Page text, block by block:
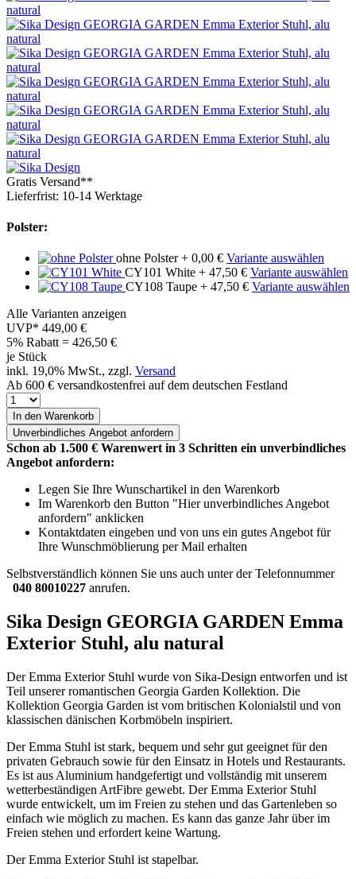
Gratis Versand**
Lieferfrist: 10-14 Werktage
Polster:
ohne Polster + 0,00 € Variante auswählen
CY101 White + 47,50 € Variante auswählen
CY108 Taupe + 47,50 € Variante auswählen
Alle Varianten anzeigen
UVP* 449,00 €
5% Rabatt = 426,50 €
je Stück
inkl. 19,0% MwSt., zzgl. Versand
Ab 600 € versandkostenfrei auf dem deutschen Festland
In den Warenkorb
Unverbindliches Angebot anfordern
Schon ab 1.500 € Warenwert in 3 Schritten ein unverbindliches
Angebot anfordern:
Legen Sie Ihre Wunschartikel in den Warenkorb
Im Warenkorb den Button "Hier unverbindliches Angebot
anfordern" anklicken
Kontaktdaten eingeben und von uns ein gutes Angebot für
Ihre Wunschmöblierung per Mail erhalten
Selbstverständlich können Sie uns auch unter der Telefonnummer
040 80010227 anrufen.
Sika Design GEORGIA GARDEN Emma
Exterior Stuhl, alu natural
Der Emma Exterior Stuhl wurde von Sika-Design entworfen und ist
Teil unserer romantischen Georgia Garden Kollektion. Die
Kollektion Georgia Garden ist vom britischen Kolonialstil und von
klassischen dänischen Korbmöbeln inspiriert.
Der Emma Stuhl ist stark, bequem und sehr gut geeignet für den
privaten Gebrauch sowie für den Einsatz in Hotels und Restaurants.
Es ist aus Aluminium handgefertigt und vollständig mit unserem
wetterbeständigen ArtFibre gewebt. Der Emma Exterior Stuhl
wurde entwickelt, um im Freien zu stehen und das Gartenleben so
einfach wie möglich zu machen. Es kann das ganze Jahr über im
Freien stehen und erfordert keine Wartung.
Der Emma Exterior Stuhl ist stapelbar.